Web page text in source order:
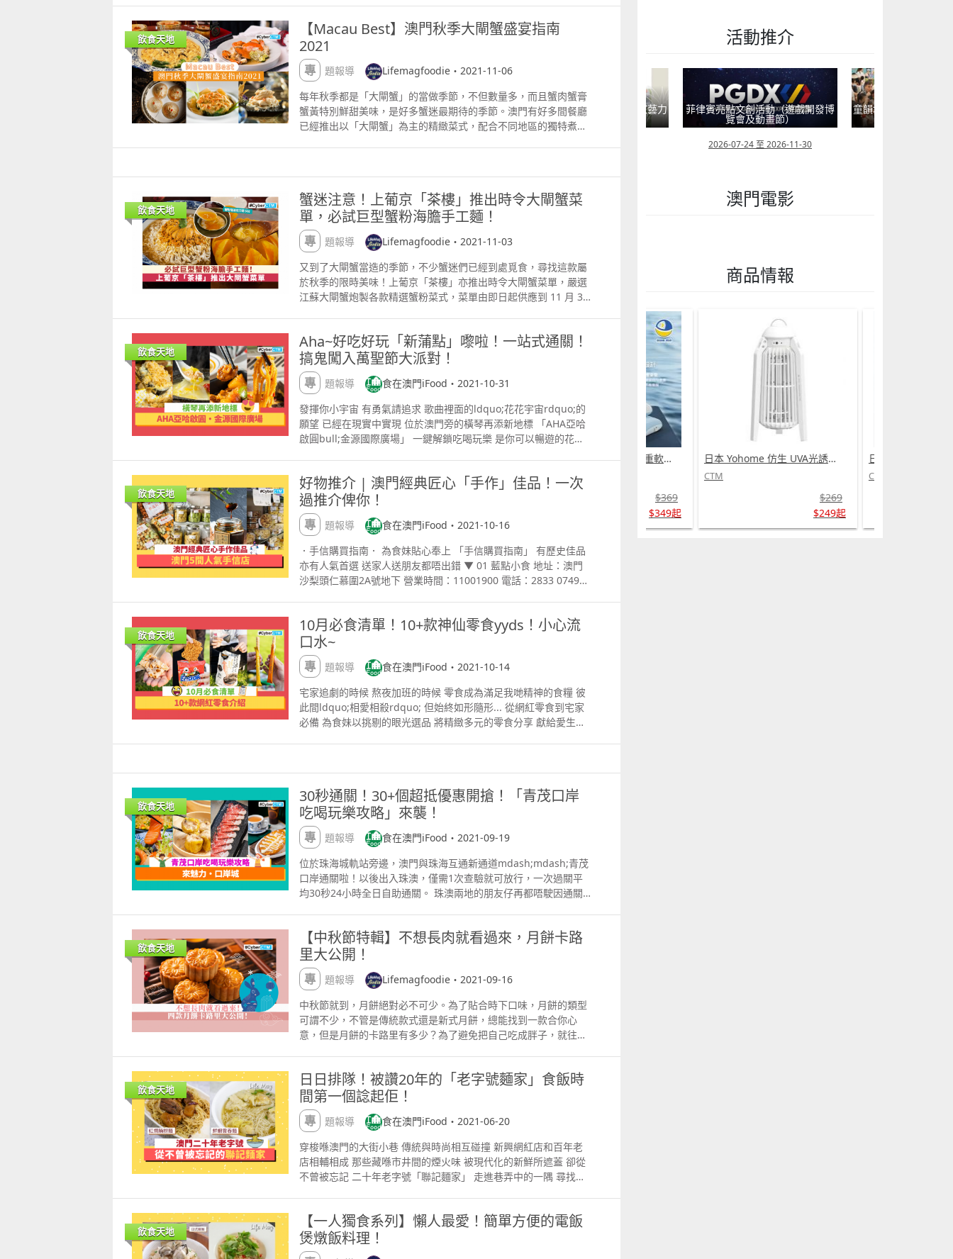
Noma等世界級廚房歷練。2017年，他在台中市創立JL Studio，成
為第一家海外現代新加坡菜餐廳。 呈獻隱藏菜式：茭白筍，聖女蕃
茄，絲綢乳酪 Water Bamboo, Cherry Tomato, Stracciatella 連
續７年獲得米芝蓮二星殊榮的澳門星際酒店的頂尖湘川菜食府「風
味居」行政中餐總廚陳植強 資深主廚陳植強，在高級中菜領域擁有
超過25年的經驗。秉持川湘菜傳統之餘，陳植強亦通過獨特的烹飪
技巧推陳出新，創造出獨一無二的辣勁和風味，使風味居成為澳門
匯聚頂級湘川美饌的聖地。 呈獻隱藏菜式：珍饈黑豚肉釀遼參
Braised Sea Cucumber Stuffed with Minced Kurobuta Pork 香
水準的正宗粵菜。 呈獻隱藏菜式：海鮮焗椰皇 Baked Baby
Coconut with Seafood 澳門意大利餐廳8 frac12; Otto e Mezzo
BOMBANA米芝蓮星級行政總廚Riccardo La Perna Riccardo來自
意大利西西里，曾在多位米芝蓮星級大廚的指導下琢磨技藝。擁有
米芝蓮一星的殊榮，Riccardo帶領非凡的烹飪團隊，秉承提供最正
宗意大利美食的理念，以多元化菜式和最頂尖食材，呈現地中海和
西西里烹飪文化的豐富色彩。 呈獻隱藏菜式：燉牛肩肉, 薯蓉, 蕪
菁葉, 乾蕃茄 Braised Beef Shoulders, Whipped Potatoes, Cime
di Rapa, Dried Tomato 香港掌舵一星法國菜餐廳「珀翠」總廚
Uwe Opocensky 在德國的學徒經歷，開展了Uwe Opocensky的
廚藝事業。他過後在倫敦參加Anton Mosimann的訓練計畫，並在
2004至2006年期間，遷到香港擔任深灣遊艇會行政總廚，並在
Ferran Adriagrave;的El Bulli體驗六個月後，擔任香港知名酒店行
政總廚九年。這位德國主廚如今是港島珀翠餐廳的行政總廚。 呈獻
隱藏菜式：法式刨冰 肝, 法邊豆, 脆包粒, 榛子 French Ice Kacang
ndash; Foie Gras, French Beans, Croutons, Hazelnut 曼谷米芝
蓮一星餐廳「POTONG」掌舵人Pam Pichaya Soontornyanakij
家餐廳The Table後，Pam成為第一位同時獲得米芝蓮指南的一星
和年度最佳新餐廳獎，也是獲此殊榮的最年輕女性廚師。在今天，
Pam擔任泰國烹飪節目的烹飪顧問，經常在電視節目亮相，令她成
為當地最具名氣的廚師之一。她的餐廳Potong位於家族在曼谷唐人
街的五層高歷史建築中，是今天泰國首都最炙手可熱的餐廳之一。
呈獻隱藏菜式：小鱗犬牙南極魚, 泰式蝦醬, 魚子醬 Patagonian
Toothfish, Kapi Sauce, Caviar 香港主理米芝蓮一星新加坡菜餐廳
「Whey」的年輕主廚Barry Quek 廚藝事業帶領新加坡藉廚師
Barry Quek走遍世界各地，曾先後在新加坡的Les Amis、比利時
的In De Wulf、以及澳洲Attica等著名餐廳工作。在2021年，他在
香港開設自己的現代新加坡餐廳Whey，旋即獲得美食家和評論家
的肯定。餐廳在正式開業後僅八個月，即獲得2022年香港澳門米芝
蓮指南的一星榮譽。 呈獻隱藏菜式：咖喱叻沙蒟蒻飯, 八爪魚, 南
丫島蝦乾 Patagonian Toothfish, Kapi Sauce, Caviar 深圳的創新
精緻料理餐廳「ENSUE」 行政副主廚吳夢林, 「2023亞洲五十大餐
廳」第31名 深圳Ensue餐廳行政副主廚吳夢林，是區內最受觸目的
高級餐飲年輕廚師之一。 吳夢林的職業生涯始于Jonay Armas的米
有機食材，以簡約手法呈現其天然風味。 呈獻隱藏菜式：水牛奶
粥, 鵝肝, 米脆 Buffalo Milk Congee, Foie Gras, Rice Tostada 馬
尼拉著名餐廳「Toyo Eatery」主廚Jordy Navarra, 「2023亞洲五
十大餐廳」第41名 「2023菲律賓最佳餐廳」 Jordy Navarra作為
現代菲律賓餐廳Toyo Eatery和烘焙店Panaderya Toyo的主廚兼東
主，是運用當地食材烹調心愛食物的表表者。Navarra的烹飪事業
起步較遲，但他曾在各大世界知名廚房受訓，包括Heston
Blumenthal的Fat Duck和Alvin Leung的Bo Innovation；最終對
菲律賓米飯熱菜的眷戀，促使他回到家鄉。自2016年起，他的餐廳
一直屢獲殊榮，展示一份呈現菜式的獨到眼光，以及對本地烹飪傳
統的深刻尊重。Navarra通過烹飪所作的真誠敘述重新定義了菲律
賓菜，向其歷史致敬之餘，亦一起邁向未來。 呈獻隱藏菜式：紫米
甜粥, 乾辣椒, 雲南黑松露 Heirloom Purple Rie Champorado,
Dried Chillies, Yunnan Black Truffle 澳門悦榕庄現代泰式料理餐
廳「尚坊」行政總廚Jan Ruangnukulkit 曾榮獲米芝蓮一星、「全
球五十大餐廳」的泰國廚師Jan Ruangnukulkit接受法國廚藝訓練
出身，卻熱愛泰菜的創作自由，現任澳門悦榕庄坊餐廳行政總廚。
式以現代泰菜精萃為核心，呈現出突顯泰國多元文化色彩的豐富地
區口味。 呈獻隱藏菜式：帶子, 醋栗, 泰國香草, 魚子醬, 檳榔葉
Miang Scallops Gooseberries, Thai Herbs, Caviar on Betel
Leaf 星際酒店、澳門銀河、澳門百老匯的行政糕點主廚任樂軒，
「2017北美洲法芙娜C3巧克力廚師大賽」銀獎 對糕點的熱愛，帶
香港出生的任樂軒走遍世界。曾在巴黎L'Ecole Lenocirc;tre和東京
L'Ecole Valrhona等知名學府受訓，並在米芝蓮星級餐廳香港
L'Atelier de Joel Robuchon、加州Madera及北京、矽谷、台北、
倫敦等多地的知名餐廳任職，，練就他各式各樣精湛的糕點製作技
巧。2017年，他更在北美洲榮獲法芙娜C3巧克力廚師大賽銀獎。
今天，他是澳門銀河娛樂集團的行政糕點主廚，負責管理星際酒
店、澳門銀河、澳門百老匯的所有糕點藝術創作。 呈獻隱藏菜式：
光氣息的橙色阿佩羅調配。Aperol這個名字來源於法語單詞
Aperitif，也就是開胃酒的意思。1919年由巴比耶里Barbieri 家族
在意大利北部城巿帕多瓦Padova創立，自此便廣受世界歡迎。而
在意大利，無論在餐廳酒館，又或是在沙灘泳池旁，又或路邊茶
也相當簡單，在放入香橙片和冰塊的杯子裡，把阿佩羅與意大利
Prosecco氣泡酒以1：1的比例調和，最後加入少量蘇打水，便混成
了色澤明亮橙色，口感清爽且帶有氣泡感的雞尾酒。以清新怡人的
草本和柑橘香氣為主調，就如人生般，甘甜中略帶苦澀，平衡中富
愛。 內格羅尼（Negroni），也是來自意大利的雞尾酒，經典配方
由金巴利、甜味美思和金酒等份調製而成，最後用一片橙皮作裝
飾。這款雞尾酒的來源據說是由意大利伯爵卡米洛middot;尼格羅
尼Count Camillo Negroni 於1919至1920年在佛羅倫斯創造的。
當時他為了紀念最後一次旅行，所以用金酒代替蘇打水，以此來加
強Americano雞尾酒，最後大家都以他的名字命名這杯享譽世界的
內格羅尼雞尾酒。 內格羅尼雞尾酒簡約而平衡，縱使入口時略帶苦
味辛辣，最終湧現一絲回甘，頗有ldquo;苦盡甘來rdquo;之意，讓
人回味！金巴利苦味利口酒誕生於1860年，經酒精和水浸泡香草及
邊廂，金巴厘集團經理Alfred建議賓客除了品味格蘭冠The Glen
Grant各款單一麥芽威士忌的風格外，還必須品味格蘭冠限量單桶
系列的2006年份威士忌，香氣是清脆的青蘋果，清香的檸檬皮，以
及新鮮的薑花的香氣；口感是甜美的提拉米蘇，黑巧克力，以及太
金巴厘集團經理Alfred合影 這是由格蘭冠的釀酒大師鄧尼斯
middot;瑪律科姆 Dennis Malcolm OBE親自遴選了少數優質酒
桶，用以陳釀ldquo;2006rdquo; 年份威士忌來致敬這一具有里程
碑意義的年份。經此後近16年的歲月沉澱，經鄧尼斯middot;瑪律
科姆親自品鑒後，其中的極少部分ldquo;馥郁雅致、渾然天成
rdquo;的酒桶被冠以格蘭冠ldquo;單桶系列rdquo;。 格蘭冠限量
單桶系列的2006年份威士忌 格蘭冠今年還推出了70年單一麥芽威
士忌Glen Grant Devotion，限量7瓶，紀念已故英國女王伊莉莎白
二世（每一瓶象徵女王在位的10年）。70年威士忌蒸餾於1953
年，使用Oloroso雪莉酒桶的法國橡木桶熟成，聞起來帶有濃郁的
麥芽糖、成熟蜜桃和蜂蜜的香氣，品飲起來則是乾果、葡萄乾、乾
香料和一絲橡木的味道。 Glen Grant Devotion珍品均裝在一個手
花薊花。每個醒酒器還配有一個銀色蓋子，蓋子上刻有不同的花卉
圖案。 據悉，Decanter Number One（瓶蓋上刻有ldquo;伊莉莎
白女王玫瑰rdquo;）在今年蘇富比拍賣會上售出，拍賣所得受益將
全部捐贈給蘇格蘭皇家林業協會（Royal Scottish Forestry
次展示了Decanter Number 3的水仙花瓶（Daffodil Bottle），已
被收藏家高價投得。 Glen Grant Devotion
隻炸雞脾和一杯梳打。炸雞髀的外皮金黃香脆，散發邪惡的誘惑香
氣，而且肉質鮮嫩多肉汁，更曾經創下一日內售賣150隻雞髀的驕
人成績！配搭清新爽甜的梳打，令人更加無法抗拒。 雲石花紋蛋糕
每條 130 元 蛋糕口感鬆軟，味道香濃，原來是混合法國材料來
蛋糕是每日新鮮手工製作，所以想食就記得提早一天預訂啦！ 無添
加粒粒果香磅蛋糕（香橙及香蕉味） 每條 110 元 由磅蛋糕散發出
來的天然水果芳香味，有甜橙味和香蕉味選擇。蛋糕入口柔軟綿
滑，無添加，特別受小朋友歡迎。和鮮榨蘋果汁配搭就成為天生一
▲甜橙味磅蛋糕 ▲香蕉味磅蛋糕 脆卜卜雞蛋仔 每份 23 元 香噴噴
的雞蛋仔現場即叫即做，外脆內軟，口感豐富而且層次鮮明，有原
味和朱古力味選擇，再加一杯果汁就更滿足。 喜悅屋 Joyous
House 地址：澳門皇朝觀音像海濱休憩區售賣亭（往科學館方向行
走，遊樂場尾段） 電話：6300 6380／6687 9957 營業時間： 星
期一至五 早上 700 至下午 600 星期六、日及公眾假期 上午 900
至晚上 800 想了解更多詳情，請掃描下圖二維碼 想知更多資訊？
「澳門好幫手」幫到你！ 點擊：喜悅屋
飲食天地
【Macau Best】澳門秋季大閘蟹盛宴指南
2021
專題報導
Lifemagfoodie・2021-11-06
每年秋季都是「大閘蟹」的當做季節，不但數量多，而且蟹肉蟹膏
蟹黃特別鮮甜美味，是好多蟹迷最期待的季節。澳門有好多間餐廳
已經推出以「大閘蟹」為主的精緻菜式，配合不同地區的獨特煮
份，非常矜貴。除此之外，還有迷你大閘蟹金瓜盅、蟹粉江南百花
雞翼、手工蟹粉灌湯包等精選巧手菜式，保證能夠滿足蟹迷挑剔的
胃口。 圖片來源：茶樓 茶樓 地址：澳門上葡京一樓 聯絡電話：
853 8881 1320 更多大閘蟹菜式介紹：蟹迷注意！上葡京「茶樓」
推出時令大閘蟹菜單，必試巨型蟹粉海膽手工麵！ 8餐廳 大獲好評
的精緻點心「鮮蟹粉小籠包」！ 位於新葡京酒店的「8餐廳」選用
蘇州陽澄湖大閘蟹來炮製多款點心及佳餚，而巧手點心「鮮蟹粉小
籠包」更備受好評。除了點心了得之外，大廚還帶來清燩蟹粉獅子
頭、鮮蟹粉焗大蝦皇、鮮蟹粉蒸星斑件精心炮製菜式。供應期至11
月下旬，想試就要快啦！ 圖片來源：8餐廳 8餐廳 地址：澳門新葡
京酒店二樓 聯絡電話：853 8803 7788 淳 配搭新鮮的「蟹粉豆腐
波士頓龍蝦」！ 雖然「淳」只推出一道大閘蟹菜式「蟹粉豆腐波士
頓龍蝦」，不過味道卻帶來無比震憾感！這道菜式是把矜貴的蟹黃
和柔軟的豆腐融合，豆腐吸收蟹黃的精華，然後再加入肉質鮮嫩的
波士頓龍蝦，口味挑剔的您一定會很滿意，有興趣不妨11月30日或
之前去訂座啦！ 圖片來源：淳 淳 地址：澳門美獅美高梅地舖 電
話：853 8802 3888 金殿堂 突破傳統！暖心又暖胃的「蟹粉獅頭
來暖心又暖胃的「蟹粉獅頭魚球炒鮮奶」，口感柔和鮮甜，而且還
帶來花蟹魚湯雲南米線、青胡椒三蔥煎焗海膏蟹、蟹粉牛油果酥炸
藍天使蝦等新穎菜式，這些菜式只供應至11月30日。 圖片來源：
金殿堂 金殿堂 地址：澳門美高梅金殿貴賓大堂地下 電話：853
名的「蜀道」用五糧液和黃酒，把來自珠江三角洲的水蟹，以冷盤
形式炮製出獨特菜式「四川醉蟹」，酒香非常濃郁，把蟹肉的美味
提升至極致。除此之外，還推出老壇泡薑年糕蟹、蟹粉青糰、天府
絕代雙椒珍寶等川味菜式。想品嚐就要在11月30日或之前去訂位。
圖片來源：蜀道 蜀道 地址：澳門美獅美高梅地舖 電話：853 8802
3888 譽瓏軒 回味無窮的清蒸大閘蟹！ 「譽瓏軒」把重達 260 克
的大閘蟹清蒸，以經典上海菜式呈現。當中包括有以蟹粉做成的小
籠包、白玉羹、蔥油餅等。想回味上海的地道風味，就是在11月15
日或之前訂位品嚐。 圖片來源：譽瓏軒 譽瓏軒 地址：澳門新濠天
地二樓 電話：853 8868 2822 滿堂彩 可自選不同烹法來煮大閘
蟹！ 由即日起至11月15日，滿堂彩推出一品金瓜蟹肉凍、蟹黃鮮
撈麵、秋季一鍋鮮等單點大閘蟹菜式，不過最大特色是客人可選原
蟹」完美展現鮮美！ 梓園上海菜館推出金秋「蟹」逅大閘蟹套餐，
讓食客一次過品嚐一皇一后大閘蟹，而且主打「陳年花雕大閘蟹」
煮法考究，大廚用上等陳年花雕、薑、醋、花椒及其他配料烹而
成，材料的火喉和時間一定要掌握得當才可完美展現大閘蟹的鮮
園上海菜館 地址：澳門皇都酒店二樓 聯絡電話：853 2855 2222
內線 189 金沙閣 清淡健康之選的「蟹肉蟹粉扒豆苗」！ 「金沙
閣」推出一系列「金秋蟹宴」菜式，包括有紫蘇蒸原隻大閘蟹、高
湯蟹粉燕窩羹、蟹粉燴白玉、蟹肉蟹粉扒豆苗等，而「蟹肉蟹粉扒
豆苗」更加是清淡之選。想一試大閘蟹菜式就要在11月30日或之前
去品嚐啦！ 圖片來源：金沙閣 金沙閣 地址：澳門金沙酒店三樓 電
話：853 8118 8822 除了金沙閣，澳門金沙和金沙度假區旗下的
「醉江南」、「巴黎軒」、「御蓮宮」、「北方鳴苑」及「淮揚曉
宴」也提供大閘蟹精美菜式，各間餐廳的菜單詳情請繼續拉下去
看，所有菜式供應期至11月30日。 醉江南 把上海、江蘇和浙江地
區獨有的正宗江南風味呈現在大閘蟹上，並帶來海鹽堂焗大閘蟹、
蟹湯芙蓉蒸大閘蟹、意大利水牛乳酪焗大閘蟹鬥等。 菜單如下：
出清蒸大閘蟹配鎮江香醋及薑茶、蟹粉燴花膠及韭香蟹肉凍配意大
利黑醋魚籽等限定菜式。 菜單如下： 截圖來源：澳門金沙度假區
巴黎軒 地址：澳門巴黎人六樓 電話：853 8118 8822 御蓮宮 「御
蓮宮」推出「秋季．蟹宴」菜式，當中包括有期間限定的大閘蟹粉
大閘蟹配薑配及20年花雕手剁肉餅蒸大閘蟹。 菜單如下： 截圖來
源：澳門金沙度假區 御蓮宮 地址：澳門巴黎人三樓 電話：853
8118 8822 北方鳴苑 匯聚山東、北京及內蒙古的中國北方名菜，
提供多款大閘蟹菜餚，也提供清蒸大閘蟹配鎮江香醋及薑茶，令人
一試難忘。 菜單如下： 截圖來源：澳門金沙度假區 北方鳴苑 地
址：澳門倫敦人一樓 電話：853 8118 8822 淮揚曉宴 除了傳統菜
式「清蒸大閘蟹」，還有用二十年花雕熟醉大閘蟹，化平淡為神
飲食天地
蟹迷注意！上葡京「茶樓」推出時令大閘蟹菜
單，必試巨型蟹粉海膽手工麵！
專題報導
Lifemagfoodie・2021-11-03
又到了大閘蟹當造的季節，不少蟹迷們已經到處覓食，尋找這款屬
於秋季的限時美味！上葡京「茶樓」亦推出時令大閘蟹菜單，嚴選
江蘇大閘蟹炮製各款精選蟹粉菜式，菜單由即日起供應到 11 月 30
用上最少八隻足六两重的大閘蟹，還有半板日本海膽，誠意十足！
手工麵條爽滑彈牙，一吃下去滿嘴都是豐富的蟹黃和海膽特有的鮮
味，令人回味無窮。每份手工麵足夠 8 10 人享用，但是每天只有
限量五分，如果想吃務必提前預約！ 迷你大閘蟹金瓜盅 MOP
鼻。湯羹由絲絲蟹肉和南瓜蓉慢火煮成，再放在小南瓜內燉煮，入
口鮮甜而又有嫩滑蟹肉，一流之作！ 蟹粉江南百花雞翼 MOP
$138 對比平時傳統的蝦滑釀雞翼，這次是以蟹粉混入墨魚膠滑釀
製，放入雞翼再炸香，一咬下去雞翼外皮十分香脆，而內餡則非常
嫩滑。 手工蟹粉灌湯包 MOP $68 人手擀出的輕薄外皮，一舀下去
金黃色的蟹粉湯汁馬上四涌，滾熱的鮮香蟹黃湯汁鮮香無比，令人
垂涎三尺！每個灌湯包只需 MOP $68，性價比極高！ 大閘蟹黃醬
配鍋巴 MOP $168 西班牙火腿蟹粉扒菠菜苗 MOP $128 生拆大閘
蟹鮮肉水餃 MOP $78 即日起至 11 月 30 日，上葡京「茶樓」還有
晚市優惠，只要持有效的澳門居民身份證在餐廳消費，除巨型蟹粉
海膽燴手工麵外，所有大閘蟹菜式及單點菜餚均可獲八折優惠。 上
葡京「茶樓」 地址：上葡京一樓 時間：上午 11 時至下午 3 時，
httpswww.grandlisboapalace.comtcrestaurantsnbarschalou
飲食天地
Aha~好吃好玩「新蒲點」嚟啦！一站式通關！
搞鬼闖入萬聖節大派對！
專題報導
食在澳門iFood・2021-10-31
發揮你小宇宙 有勇氣請追求 歌曲裡面的ldquo;花花宇宙rdquo;的
願望 已經在現實中實現 位於澳門旁的橫琴再添新地標 「AHA亞哈
啟圓bull;金源國際廣場」 一鍵解鎖吃喝玩樂 是你可以暢遊的花花
源於澳門的咖啡風味，帶俾你無限創意與驚喜。閒坐於充滿澳門風
情的環境裡，一邊飲啡，一邊睇畫報，不如影翻張靚相，享受小資
情調啦 馬交太子茶餐廳 一個菠蘿油、一份靚叉燒，似乎就可以承
包我一個中午的快樂！在橫琴都食得到的澳門地道茶記，就係馬交
奶香味十足ldquo;他，來自澳門rdquo;由slogan到菜式出品，每
一樣都係ldquo;原廠設置rdquo;，保留曬澳門地道風味！ 莆田．
十三風味 想食正宗的莆田媽祖宴菜，唔使去到福建都食得到！莆田
middot;十三風味的出品，係舌尖上的ldquo;非物質文化遺產
rdquo;，食到就執到寶啦！ 由主菜到小食，由餐具到茶水，每一
樣都充滿爆棚的儀式感！睇得又食得 福建燴飯用似飯香、似粥綿的
口感征服你的味蕾！三色豆再添菌菇碎等佐料提鮮，海鮮味十足的
醬汁浸潤飯粒，啖啖回味 外脆內嫩的金沙鮑魚、紫菜海蠣酥，酥脆
香濃，盡享莆田菜的精髓！百秒黃花魚、高湯娃娃菜，清甜多汁，
鮮味十足！ 甘比韓式廚房 韓國料理以特別的菜式與口感收穫咗一
大批忠實粉絲！如果你來到呢度，想食到地道的泡菜、冷麵、炸
雞、烤肉，就大步行入甘比韓式廚房啦！ 作為店內鎮店之寶，雙色
自己的動手能力我都想俾自己一個like 尚鼎撈辣上火鍋 鐘意食辣嘢
的朋友仔們請注意！尚鼎撈middot;辣上火鍋，將用地道辣味向你
發出邀請函請你帶著512G的胃口，大搖大擺入嚟打邊爐！ 除咗辣
到上頭的紅油鍋底，仲有超級佛系的養生豬肚雞鍋底，充滿維C養
會縮水，片片厚薄均勻，紋理分明！精選肥牛肉搭配紅油鍋底，爽
脆口感，欲罷不能！ 仲有新鮮鴨血向你發射愛心biubiubiu大刀毛
肚啖啖滿足，仙氣裊裊，一次過滿足曬你食辣同食肉的慾望！ 不給
糖，就搗亂！ 萬聖節的神秘氣息悄悄傳來，又到調皮搗蛋搞party
的時候啦！今個萬聖節，不如來「AHA亞哈啟圓bull;金源國際廣
場」，睇下佢哋搞邊科？ END 「AHA亞哈啟圓bull;金源國際廣
場」 導航攻略 86K1114K10 在濠江路口橫琴新家園站下車 步行
600米即可到達 本期作者 圖文 得得 攝影 COISINI
飲食天地
好物推介 | 澳門經典匠心「手作」佳品！一次
過推介俾你！
專題報導
食在澳門iFood・2021-10-16
．手信購買指南． 為食妹貼心奉上 「手信購買指南」 有歷史佳品
亦有人氣首選 送家人送朋友都唔出錯 ▼ 01 藍點小食 地址：澳門
沙梨頭仁慕圍2A號地下 營業時間：11001900 電話：2833 0749／
冰糖同檸檬熬製，完全純天然冇添加其他成分，熬製18個小時，每
一啖都能讓你嚐到用心的味道。 兩款心意禮盒裝，送禮得體，精緻
典雅的中式設計和獨立罐裝，寓意美滿，情深義重！ 02 時香花生
瓜子 地址：澳門皇子街28號地下 營業時間：09301900 電話：
默守護住哩度，花生瓜子從選料到入貨都經由岑老先生之手。 櫥窗
裡的花生瓜子按分類整齊擺放，琳瑯滿目，每一樣都係喺超市買唔
返的美味。 時香花生瓜子嘅包裝至今都冇變過，經典紅白標籤瞬間
喚起迷失嘅味覺記憶。 03 喜臨門麵家 地址：新馬路十月初五街38
有藏喺邊邊角角，裝潢簡單的小店，卻有著深藏不露的手工工藝。
喜臨門麵家，麵餅係每日現做人手盤麵，手起手落，招牌全蛋蝦子
麵食落爽韌彈牙。 蝦子喺一年之中最熱的時節，將蝦卵取出加入香
料蒸熟曬乾再烘香，顏色深紅，搭配麵條，咬落微微彈口。 老闆熱
情地教我：ldquo;麵餅做法冇特別手藝，就係用實打實的食材，事
先將味道融入麵條，落水一滾味道全部出曬來。rdquo; 04 晃記餅
家 地址：澳門氹仔官也街 營業時間：8302100 連續兩年獲得米芝
蓮推薦的「晃記餅家」，咬一啖就可以品嚐到傳統的澳門味 核桃
酥、蝦米卷都係招牌，純手工製作無添加任何防腐劑，真摯淳樸的
分豐富。一個世紀過去，燕姐照足師祖親筆記錄的食譜製作糕點。
堅持以祖傳秘方古法手工製作，陪伴我們長大的牛油糕、蟲仔餅，
飲食天地
10月必食清單！10+款神仙零食yyds！小心流
口水~
專題報導
食在澳門iFood・2021-10-14
宅家追劇的時候 熬夜加班的時候 零食成為滿足我哋精神的食糧 彼
此間ldquo;相愛相殺rdquo; 但始終如形隨形... 從網紅零食到宅家
必備 為食妹以挑剔的眼光選品 將精緻多元的零食分享 獻給愛生活
★★★★★ 網購關鍵詞：印尼網紅零食、小雞乾脆麵 菲可納椰子
卷 另一款印尼出品的網紅零食，椰子黨必買的菲可納椰子卷，撕開
包裝就聞到椰子香撲鼻而來！ 椰子脆卷表層撒上黑芝麻，口感酥脆
輕薄，黑芝麻粒增香唔少，可惜一包量唔多，唔夠過癮！ 回購指
數：★★★★ 網購關鍵詞：印尼風味、椰子味脆卷 YA！KISS雅吻
蛋卷 喺零食貨架上以絕對的口味優勢ldquo;博出位rdquo;，波霸
珍奶和楊枝甘露的口味輕易擊中為食妹的少女心 波霸珍奶味有細小
的珍珠夾心，楊枝甘露亦有明顯的水果香味，口感酥脆，味道香
濃，大人小朋友都適宜！ 回購指數：★★★★★ 網購關鍵詞：夾
心蛋卷、網紅兒童零食 櫻木良品墨魚脆片 追劇必備零食墨魚脆
片，打開有很濃的海鮮味，烏黑小巧，靠造型就能輕易出圈 剛入口
帶些微甜，酥酥脆脆空口食都唔覺鹹，似係墨魚口味的蝦片，一個
接一個根本停唔落口！ 回購指數：★★★★★ 網購關鍵詞：墨魚
脆片、辦公室零食 松尾糯米糍夾心巧克力 豆乳味糯米糍夾心巧克
力，將三大網紅元素融合一起，裡面有獨立包裝，適合和身邊的朋
友一起分享！ 濃郁豆乳香，搭配Q彈糯米糍，絲滑巧克力外層緊緊
包裹內餡，美味呼之欲出！ 回購指數：★★★★★ 網購關鍵詞：
大綜藝都推薦的蟹棒，可即食、做壽司、打邊爐、關東煮等多種食
法，鮮嫩飽滿，味道鮮美！ 回購指數：★★★★ 網購關鍵詞：韓
國網紅零食、蟹肉棒 霸蠻豬油拌粉 無論係熬夜加班亦或通宵追
劇，都一定少不了一份熱騰騰的宵夜，霸蠻豬油拌粉一人食亦要很
辣、鮮、香，柔軟筋道有彈性，絲毫唔輸外賣堂食！ 回購指數：
★★★★★ 網購關鍵詞：霸蠻米粉、豬油拌粉
RIBENAamp;CHANG繽紛特調 食咗咁多零食，也該口渴了吧，飲
翻杯為食妹繽紛特調解解渴吧 利賓納負責味道的豐富，CHANG蘇
打水負責口感的層次，果香夾雜綿密的氣泡讓你清爽帶勁，全方位
都冰爽刺激！ 回購指數：★★★★★ 網購關鍵詞：黑加侖飲品、
進口蘇打水 晃動可樂 色彩鮮艷的包裝最能吸引顏控的吃貨，蜜桃
飲食天地
30秒通關！30+個超抵優惠開搶！「青茂口岸
吃喝玩樂攻略」來襲！
專題報導
食在澳門iFood・2021-09-19
位於珠海城軌站旁邊，澳門與珠海互通新通道mdash;mdash;青茂
口岸通關啦！以後出入珠澳，僅需1次查驗就可放行，一次過關平
均30秒24小時全日自助通關。 珠澳兩地的朋友仔再都唔駛因通關
珠澳的朋友仔，可通過「來魅力middot;口岸城」A區直達青茂口岸
出入口，同時無縫對接城軌珠海站A進站口，簡直係通關捷徑！
「來魅力middot;口岸城」A區為通關小夥伴們準備一系列超抵折扣
福利活動，大家跟住為食妹的步伐，吃喝玩樂一站式珠海行，正式
實厚切三文魚，各類迴轉壽司，鮮味十足的日式美味，快啲接受日
料鮮味暴擊！你ready好未？ 一個人食都可以超豐富，豪華單人餐
養飽你的大食胃！同朋友仔兩個人來幫襯，都可以揀歡樂2人餐，
愉快度過二人時光！ 尚蚝牛水煎肉／／／BBQ 唔駛用油煎的
ldquo;水煎肉rdquo;你試過未？用銅盤煎煮，搭配醬汁淥煮，齋用
秘製醬ldquo;水rdquo;，就可以食到清爽與噴香並存的煎肉啦！
火鍋模式與烤肉模式兩者自由切換，浸完醬汁再作煎烤，肉被烤得
金亮發脆，肉香撲鼻。慢慢送入口中，肉片在齒縫間的愉悅環繞不
絕。 真點心／／／Zhen Dim Sum 來自澳門的本土品牌真點心，
喺口岸城都有超人氣的一席之地！無論係過關返工，定係去珠海玩
樂，都可以一探究竟，歎餐茶先 經典樽仔奶茶、咖啡匠心獨具，鮮
滑可口；酥皮焗叉燒包誠意呈現，外表脆香、內裡熱辣現在仲可搶
Tsui Wah 從澳門過到珠海，冇諗到咁快就喺口岸城聞到熟悉的港
澳茶記味道！就算只係路過，都會俾翠華的蛋撻味吸引！ 每日新鮮
出爐的招牌奶油豬，奶香四溢，脆軟噴香，係翠華的熱銷產品，用
飲食天地
【中秋節特輯】不想長肉就看過來，月餅卡路
里大公開！
專題報導
Lifemagfoodie・2021-09-16
中秋節就到，月餅絕對必不可少。為了貼合時下口味，月餅的類型
可謂不少，不管是傳統款式還是新式月餅，總能找到一款合你心
意，但是月餅的卡路里有多少？為了避免把自己吃成胖子，就往下
圖片來源：美心月餅 奶黃月餅 ＝ 382卡路里 現在不少人都喜歡奶
黃月餅，很容易不小心就吃多了。但是奶黃月餅有忌廉、煉奶、椰
奶和奶黃等材料，脂肪含量超高！ 圖片來源：美心月餅 冰皮月餅
＝ 351卡路里 冰皮月餅由於表皮由糯米粉製成，脂肪含量相對不
同，建議選擇較低脂的綠荳餡冰皮月餅。 圖片來源：大班月餅 雪
糕月餅 ＝ 251卡路里 很多人都覺得雪糕一定胖，但其實雪糕月餅
相對其他月餅反而熱量不高，但如果選擇朱古力、果仁等的配料，
熱量亦會再上升，還是淺嘗即可！ 圖片來源：Hauml;agenDazs
飲食天地
日日排隊！被讚20年的「老字號麵家」食飯時
間第一個諗起佢！
專題報導
食在澳門iFood・2021-06-20
穿梭喺澳門的大街小巷 傳統與時尚相互碰撞 新興網紅店和百年老
店相輔相成 那些藏喺市井間的煙火味 被現代化的新鮮所遮蓋 卻從
不曾被忘記 二十年老字號「聯記麵家」 走進巷弄中的一隅 尋找真
復一日喺悶熱的後廚中勞作，倘若唔係熱愛和堅持，又怎能喺歲月
的大浪淘沙中屹立不倒呢？ 雲吞麵氤氳著的縷縷鮮味，桑寄生蛋茶
甜入心扉的味道，讓人眷戀難忘，承載著無數記憶與情感的聯記麵
飲食天地
【一人獨食系列】懶人最愛！簡單方便的電飯
煲燉飯料理！
活動推介
童心探秘澳門的“中國第一”系列── 嬰幼兒親子閱讀推廣活動-嬰幼繪本
氹氹轉
方舟澳門藝術學會呈獻2026《藝力
匯聚》雙聯展
菲律賓亮點文創活動（遊戲開發博
覽會及動畫節）
童韻培育系列“星海星語・音樂啟蒙
工作坊”
2026-07-05 至 2026-08-09
童心探秘澳門的“中國
澳門電影
商品情報
日本 DEAR.MIN 雲感多重軟芯柔托緩壓Peace柔眠枕 (需訂貨)
CTM
$369
$349起
日本 Yohome 仿生 UVA光誘電觸滅可放掛立有線無線兩用光感滅蚊機 PRO 2.0 (需訂貨)
CTM
$269
$249起
CTM